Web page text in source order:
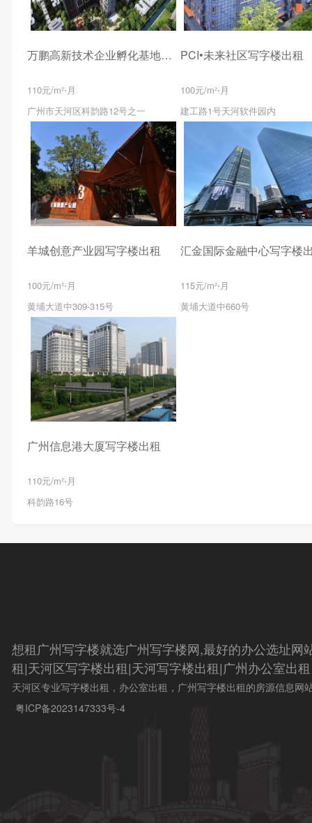
万鹏高新技术企业孵化基地写字楼出租
110元/m²⋅月
广州市天河区科韵路12号之一
PCI•未来社区写字楼出租
100元/m²⋅月
建工路1号天河软件园内
羊城创意产业园写字楼出租
100元/m²⋅月
黄埔大道中309-315号
汇金国际金融中心写字楼
115元/m²⋅月
黄埔大道中660号
广州信息港大厦写字楼出租
110元/m²⋅月
科韵路16号
想租广州写字楼就选广州写字楼网,最好的办公选址网
租|天河区写字楼出租|天河写字楼出租|广州办公室出
天河区专业写字楼出租，办公室出租，广州写字楼出租的房源信息网
粤ICP备2023147333号-4